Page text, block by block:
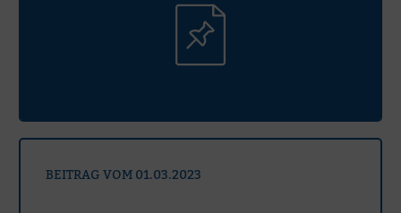
BEITRAG VOM 01.03.2023